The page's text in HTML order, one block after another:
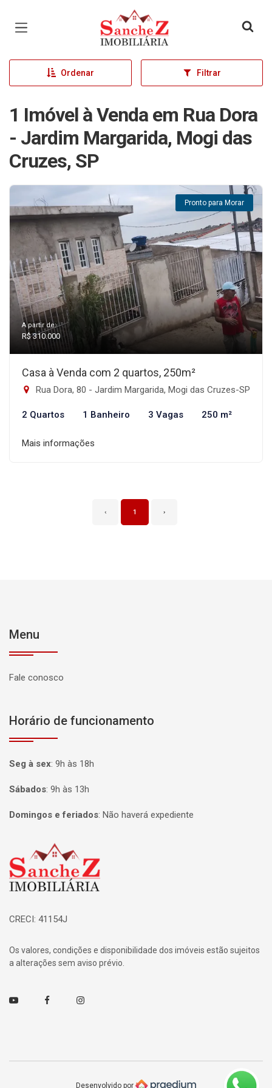
Página inicial
Ordenar Filtrar
1 Imóvel à Venda em Rua Dora
- Jardim Margarida, Mogi das
Cruzes, SP
Pronto para Morar
A partir de:
R$ 310.000
Casa à Venda com 2 quartos, 250m²
Rua Dora, 80 - Jardim Margarida, Mogi das Cruzes-SP
2 Quartos 1 Banheiro 3 Vagas 250 m²
Mais informações
‹ 1 ›
Menu
Fale conosco
Horário de funcionamento
Seg à sex: 9h às 18h
Sábados: 9h às 13h
Domingos e feriados: Não haverá expediente
Página inicial
CRECI: 41154J
Os valores, condições e disponibilidade dos imóveis estão sujeitos
a alterações sem aviso prévio.
Youtube FacebookInstagram
Desenvolvido por